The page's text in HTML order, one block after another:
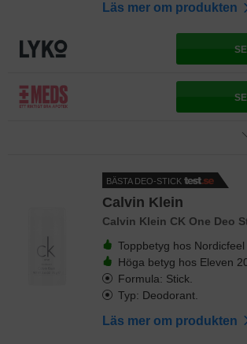
Läs mer om produkten
BÄSTA DEO-STICK
Calvin Klein
Calvin Klein CK One Deo
Toppbetyg hos Nordicfeel
Höga betyg hos Eleven
Formula: Stick.
Typ: Deodorant.
Läs mer om produkten